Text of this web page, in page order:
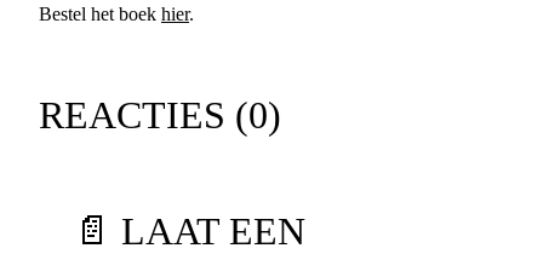
Bestel het boek hier.
REACTIES (0)
📄 LAAT EEN